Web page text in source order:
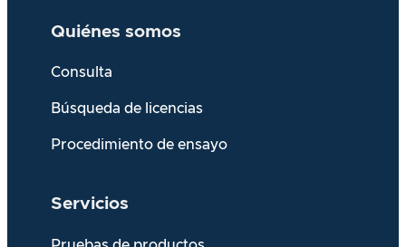
Quiénes somos
Consulta
Búsqueda de licencias
Procedimiento de ensayo
Servicios